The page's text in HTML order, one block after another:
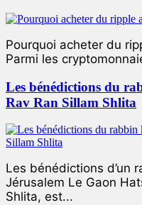
Pourquoi acheter du
Parmi les
Les bénédictions du
Rav Ran Sillam Shlita
Les bénédictions d’un
Jérusalem Le Gaon
Shlita, est...